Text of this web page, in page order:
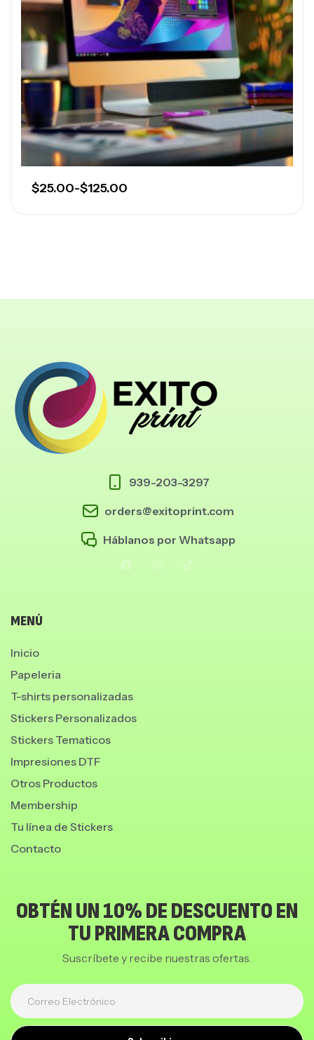
$25.00-$125.00
939-203-3297
orders@exitoprint.com
Háblanos por Whatsapp
MENÚ
Inicio
Papeleria
T-shirts personalizadas
Stickers Personalizados
Stickers Tematicos
Impresiones DTF
Otros Productos
Membership
Tu línea de Stickers
Contacto
OBTÉN UN 10% DE DESCUENTO EN
TU PRIMERA COMPRA
Suscríbete y recibe nuestras ofertas.